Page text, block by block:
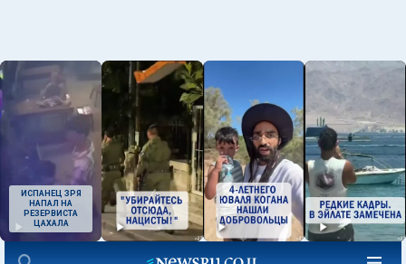
ИСПАНЕЦ ЗРЯ
НАПАЛ НА
РЕЗЕРВИСТА
ЦАХАЛА